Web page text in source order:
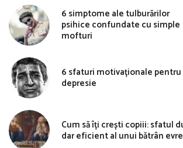
6 simptome ale tulburărilor
psihice confundate cu simple
mofturi
6 sfaturi motivaționale pentru
depresie
Cum să îți crești copiii: sfatul
dar eficient al unui bătrân